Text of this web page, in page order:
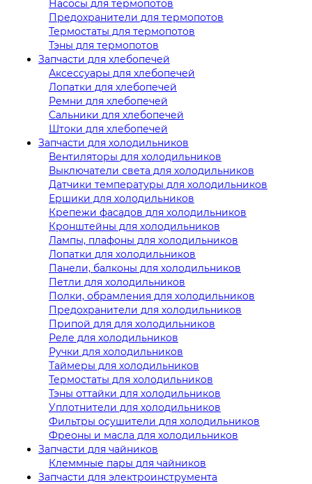
Насосы для термопотов
Предохранители для термопотов
Термостаты для термопотов
Тэны для термопотов
Запчасти для хлебопечей
Аксессуары для хлебопечей
Лопатки для хлебопечей
Ремни для хлебопечей
Сальники для хлебопечей
Штоки для хлебопечей
Запчасти для холодильников
Вентиляторы для холодильников
Выключатели света для холодильников
Датчики температуры для холодильников
Ершики для холодильников
Крепежи фасадов для холодильников
Кронштейны для холодильников
Лампы, плафоны для холодильников
Лопатки для холодильников
Панели, балконы для холодильников
Петли для холодильников
Полки, обрамления для холодильников
Предохранители для холодильников
Припой для для холодильников
Реле для холодильников
Ручки для холодильников
Таймеры для холодильников
Термостаты для холодильников
Тэны оттайки для холодильников
Уплотнители для холодильников
Фильтры осушители для холодильников
Фреоны и масла для холодильников
Запчасти для чайников
Клеммные пары для чайников
Запчасти для электроинструмента